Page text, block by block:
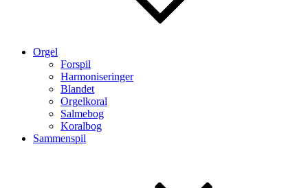
Orgel
Forspil
Harmoniseringer
Blandet
Orgelkoral
Salmebog
Koralbog
Sammenspil